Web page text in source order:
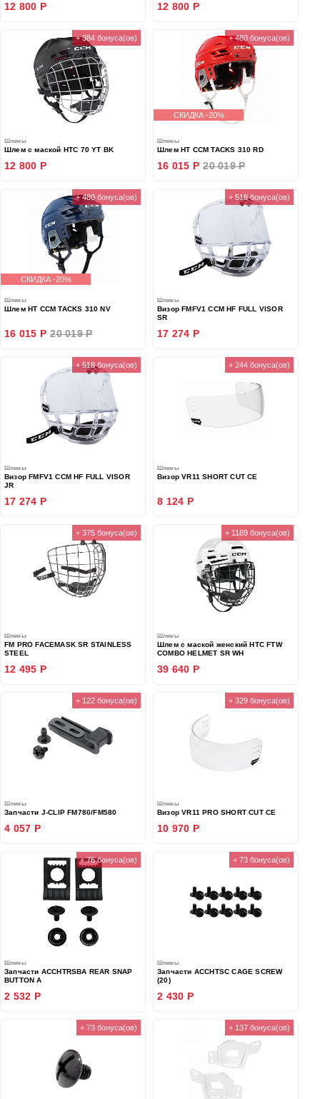
12 800 Р 12 800 Р
+ 384 бонуса(ов)
Шлемы
Шлем с маской HTC 70 YT BK
12 800 Р
СКИДКА -20%
+ 480 бонуса(ов)
Шлемы
Шлем HT CCM TACKS 310 RD
16 015 Р 20 019 Р
СКИДКА -20%
+ 480 бонуса(ов)
Шлемы
Шлем HT CCM TACKS 310 NV
16 015 Р 20 019 Р
+ 518 бонуса(ов)
Шлемы
Визор FMFV1 CCM HF FULL VISOR
SR
17 274 Р
+ 518 бонуса(ов)
Шлемы
Визор FMFV1 CCM HF FULL VISOR
JR
17 274 Р
+ 244 бонуса(ов)
Шлемы
Визор VR11 SHORT CUT CE
8 124 Р
+ 375 бонуса(ов)
Шлемы
FM PRO FACEMASK SR STAINLESS
STEEL
12 495 Р
+ 1189 бонуса(ов)
Шлемы
Шлем с маской женский HTC FTW
COMBO HELMET SR WH
39 640 Р
+ 122 бонуса(ов)
Шлемы
Запчасти J-CLIP FM780/FM580
4 057 Р
+ 329 бонуса(ов)
Шлемы
Визор VR11 PRO SHORT CUT CE
10 970 Р
+ 76 бонуса(ов)
Шлемы
Запчасти ACCHTRSBA REAR SNAP
BUTTON A
2 532 Р
+ 73 бонуса(ов)
Шлемы
Запчасти ACCHTSC CAGE SCREW
(20)
2 430 Р
+ 73 бонуса(ов) + 137 бонуса(ов)